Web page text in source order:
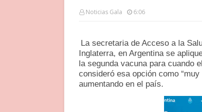
Noticias Gala 6:06
La secretaria de Acceso a la
Inglaterra, en Argentina se
la segunda vacuna para cuando
consideró esa opción como
aumentando en el país.